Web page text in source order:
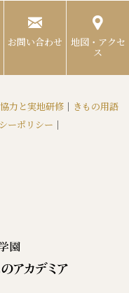
お問い合わせ 地図・アクセ
ス
力と実地研修 ｜ きもの用語
ーポリシー ｜